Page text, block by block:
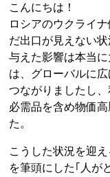
こんにちは！
ロシアのウクライ
だ出口が見えない
与えた影響は本当
は、グローバルに
つながりましたし
必需品を含め物価
た。
こうした状況を迎
を筆頭にした｢人が